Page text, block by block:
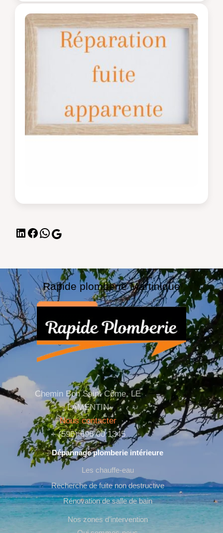
Rapide plomberie Martinique
Chemin Bon Saint Côme, LE
LAMENTIN
Nous contacter
+ (596) 696 00 1345
Dépannage plomberie intérieure
Les chauffe-eau
Recherche de fuite non destructive
Rénovation de salle de bain
Nos zones d’intervention